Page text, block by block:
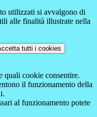
utilizzati si avvalgono di
alle finalità illustrate nella
tutti i cookies
quali cookie consentire.
il funzionamento della
al funzionamento potete